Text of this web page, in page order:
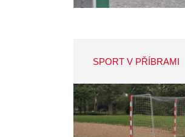
SPORT V PŘÍBRAMI